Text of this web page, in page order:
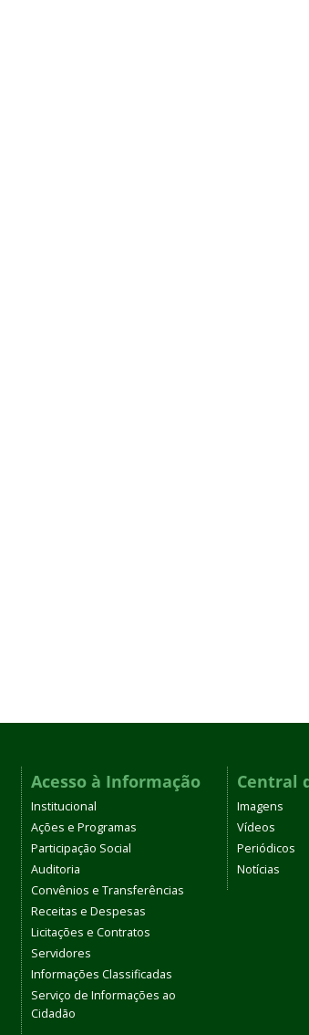
Acesso à Informação
Institucional
Ações e Programas
Participação Social
Auditoria
Convênios e Transferências
Receitas e Despesas
Licitações e Contratos
Servidores
Informações Classificadas
Serviço de Informações ao
Cidadão
Central
Imagens
Vídeos
Periódicos
Notícias